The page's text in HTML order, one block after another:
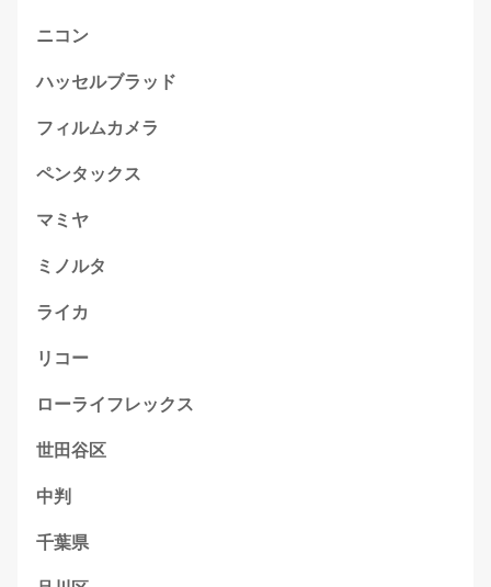
ニコン
ハッセルブラッド
フィルムカメラ
ペンタックス
マミヤ
ミノルタ
ライカ
リコー
ローライフレックス
世田谷区
中判
千葉県